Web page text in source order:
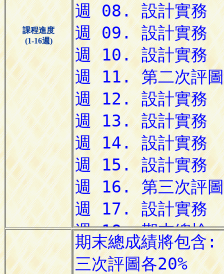
課程進度
(1-16週)